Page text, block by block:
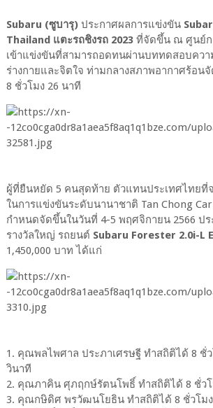
Subaru (ซูบารุ)ประกาศผลการแข่งขัน
Thailand แตะรถชิงรถ 2023ที่จัดขึ้น ณ ศูนย์ก
เข้าแข่งขันที่สามารถอดทนผ่านบททดสอบควา
ร่างกายและจิตใจ ท่ามกลางสภาพอากาศร้อน
8 ชั่วโมง 26 นาที
ผู้ที่ยืนหยัด 5 คนสุดท้าย ตัวแทนประเทศไทยที่
ในการแข่งขันระดับนานาชาติ Tan Chong Car
กำหนดจัดขึ้นในวันที่ 4-5 พฤศจิกายน 2566 ปร
รางวัลใหญ่ รถยนต์ Subaru Forester 2.0i-L
1,450,000 บาท ได้แก่
1. คุณพลไพศาล ประภาเศรษฐี ทำสถิติได้ 8 ชั่
วินาที
2. คุณภาคิน ศุภฤกษ์รัตนโพธิ์ ทำสถิติได้ 8 ชั่วโ
3. คุณกษิดิศ พรวัฒนโยธิน ทำสถิติได้ 8 ชั่วโมง